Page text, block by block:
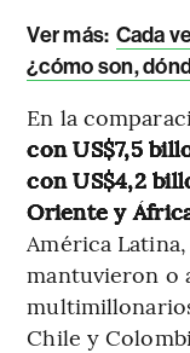
Ver más: Cada
¿cómo son,
En la
con US$7,5
con US$4,2
Oriente y
América
mantuvieron o
Chile y